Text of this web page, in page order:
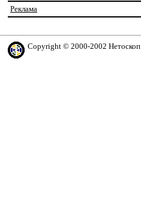
Реклама
Copyright © 2000-2002 Нетоскоп